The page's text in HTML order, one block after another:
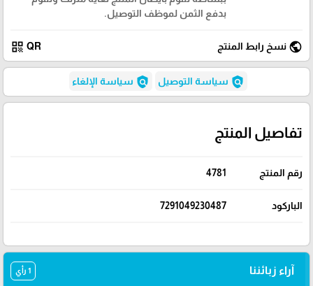
بدفع الثمن لموظف التوصيل.
public نسخ رابط المنتج QR
qr_code
policy سياسة التوصيل policy سياسة الإلغاء
تفاصيل المنتج
رقم المنتج 4781
الباركود 7291049230487
آراء زبائننا 1 رأي